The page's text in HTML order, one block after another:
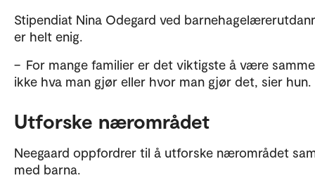
Stipendiat Nina Odegard ved
er helt enig.
– For mange familier er det viktigste å være
ikke hva man gjør eller hvor man gjør det, sier
Utforske nærområdet
Neegaard oppfordrer til å utforske nærområdet
med barna.